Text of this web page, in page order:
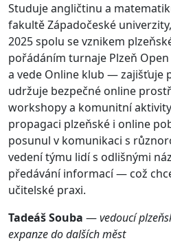
Studuje angličtinu a
fakultě Západočeské
2025 spolu se vznikem
pořádáním turnaje Plzeň
a vede Online klub — zajišťuje
udržuje bezpečné online
workshopy a komunitní
propagaci plzeňské i online
posunul v komunikaci s
vedení týmu lidí s odlišnými
předávání informací — což
učitelské praxi.
Tadeáš Souba —vedoucí
expanze do dalších měst